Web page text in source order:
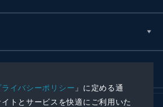
ライバシーポリシー 」に定める通
トとサービスを快適にご利用いた